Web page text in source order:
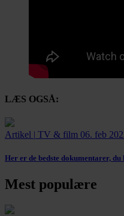
LÆS OGSÅ:
Artikel | TV & film 06. feb
Her er de bedste dokumentarer,
Mest populære